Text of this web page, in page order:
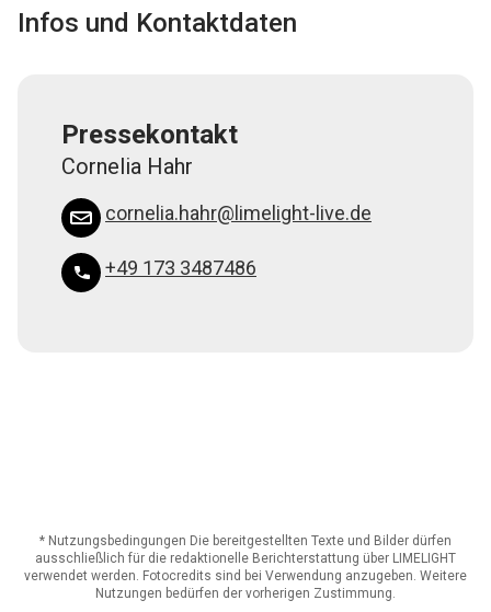
Infos und Kontaktdaten
Pressekontakt
Cornelia Hahr
cornelia.hahr@limelight-live.de
+49 173 3487486
* Nutzungsbedingungen Die bereitgestellten Texte und Bilder dürfen
ausschließlich für die redaktionelle Berichterstattung über LIMELIGHT
verwendet werden. Fotocredits sind bei Verwendung anzugeben. Weitere
Nutzungen bedürfen der vorherigen Zustimmung.